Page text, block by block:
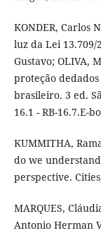
KONDER, Carlos
luz da Lei 13.709/
Gustavo; OLIVA,
proteção
brasileiro. 3 ed.
16.1 - RB-16.7.E-
KUMMITHA,
do we
perspective.
MARQUES,
Antonio Herman